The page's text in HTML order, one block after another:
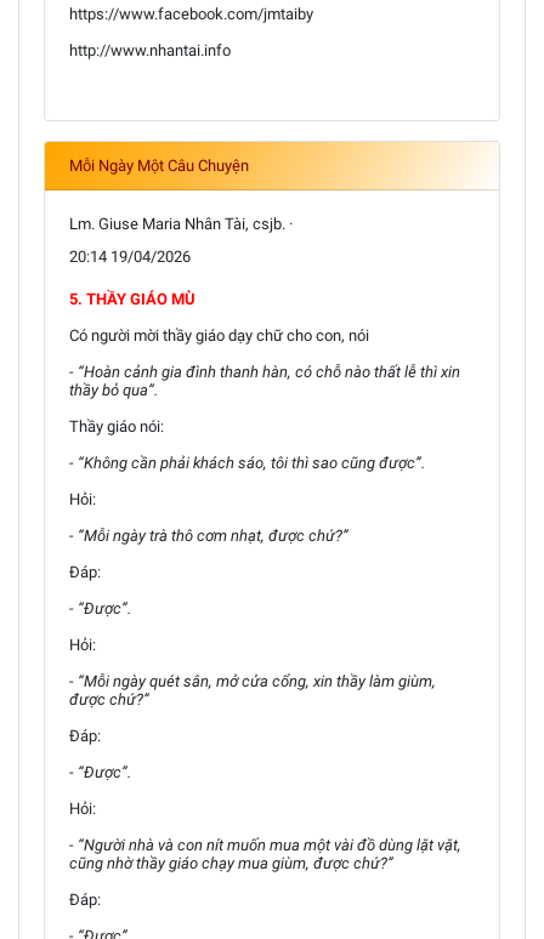
https://www.facebook.com/jmtaiby
http://www.nhantai.info
Mỗi Ngày Một Câu Chuyện
Lm. Giuse Maria Nhân Tài, csjb. ·
20:14 19/04/2026
5. THẦY GIÁO MÙ
Có người mời thầy giáo dạy chữ cho con, nói
- “Hoàn cảnh gia đình thanh hàn, có chỗ nào thất lễ thì xin
thầy bỏ qua”.
Thầy giáo nói:
- “Không cần phải khách sáo, tôi thì sao cũng được”.
Hỏi:
- “Mỗi ngày trà thô cơm nhạt, được chứ?”
Đáp:
- “Được”.
Hỏi:
- “Mỗi ngày quét sân, mở cửa cổng, xin thầy làm giùm,
được chứ?”
Đáp:
- “Được”.
Hỏi:
- “Người nhà và con nít muốn mua một vài đồ dùng lặt vặt,
cũng nhờ thầy giáo chạy mua giùm, được chứ?”
Đáp: